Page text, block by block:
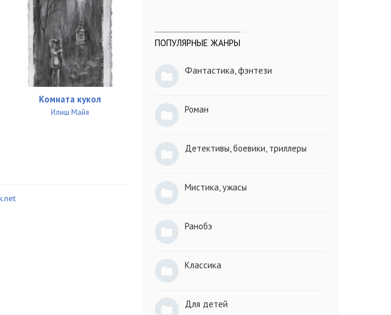
Комната кукол
Илиш Майя
ПОПУЛЯРНЫЕ ЖАНРЫ
Фантастика, фэнтези
Роман
Детективы, боевики, триллеры
Мистика, ужасы
Ранобэ
Классика
Для детей